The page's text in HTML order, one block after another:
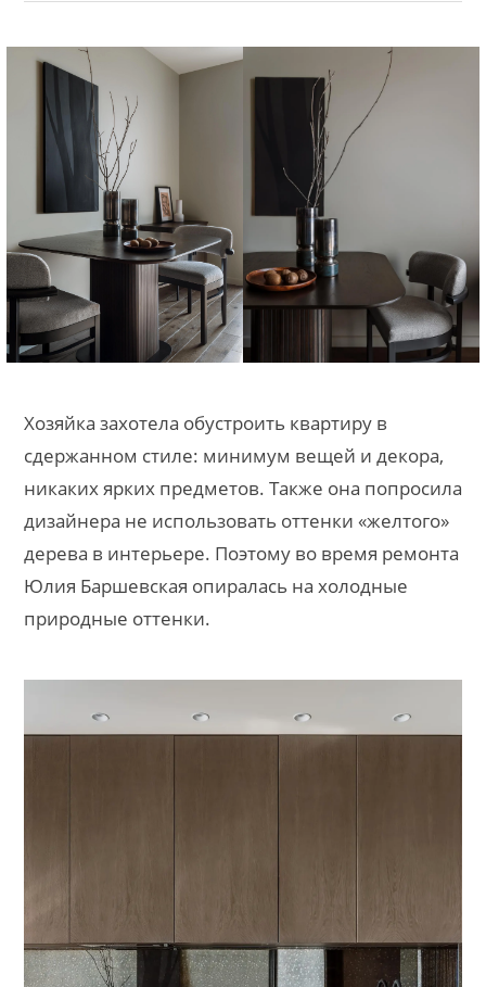
Хозяйка захотела обустроить квартиру в
сдержанном стиле: минимум вещей и декора,
никаких ярких предметов. Также она попросила
дизайнера не использовать оттенки «желтого»
дерева в интерьере. Поэтому во время ремонта
Юлия Баршевская опиралась на холодные
природные оттенки.